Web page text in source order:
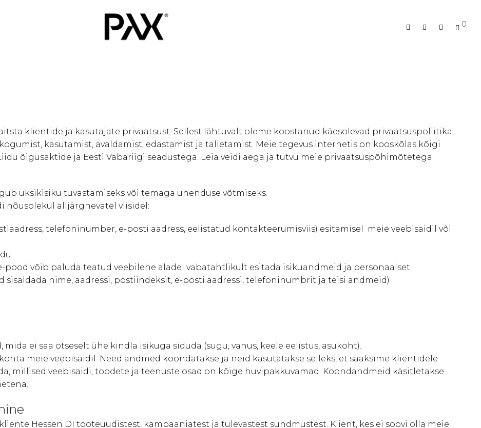
0
klientide ja kasutajate privaatsust. Sellest lähtuvalt oleme koostanud käesolevad privaatsuspoliitika
kasutamist, avaldamist, edastamist ja talletamist. Meie tegevus internetis on kooskõlas kõigi
õigusaktide ja Eesti Vabariigi seadustega. Leia veidi aega ja tutvu meie privaatsuspõhimõtetega.
üksikisiku tuvastamiseks või temaga ühenduse võtmiseks.
alljärgnevatel viisidel:
telefoninumber, e-posti aadress, eelistatud kontakteerumisviis) esitamisel meie veebisaidil või
pood võib paluda teatud veebilehe aladel vabatahtlikult esitada isikuandmeid ja personaalset
nime, aadressi, postiindeksit, e-posti aadressi, telefoninumbrit ja teisi andmeid)
ei saa otseselt ühe kindla isikuga siduda (sugu, vanus, keele eelistus, asukoht).
meie veebisaidil. Need andmed koondatakse ja neid kasutatakse selleks, et saaksime klientidele
millised veebisaidi, toodete ja teenuste osad on kõige huvipakkuvamad. Koondandmeid käsitletakse
Hessen DI tooteuudistest, kampaaniatest ja tulevastest sündmustest. Klient, kes ei soovi olla meie